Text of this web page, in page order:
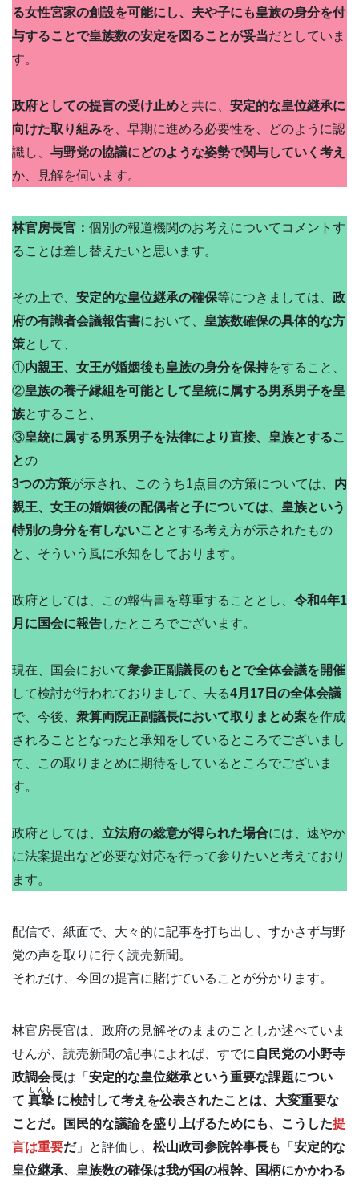
る女性宮家の創設を可能にし、夫や子にも皇族の身分を付
与することで皇族数の安定を図ることが妥当だとしていま
す。
政府としての提言の受け止めと共に、 安定的な皇位継承に
向けた取り組みを、早期に進める必要性を、どのように認
識し、 与野党の協議にどのような姿勢で関与していく考え
か、見解を伺います。
林官房長官： 個別の報道機関のお考えについてコメントす
ることは差し替えたいと思います。
その上で、 安定的な皇位継承の確保等につきましては、 政
府の有識者会議報告書において、 皇族数確保の具体的な方
策として、
①内親王、女王が婚姻後も皇族の身分を保持をすること、
②皇族の養子縁組を可能として皇統に属する男系男子を皇
族とすること、
③皇統に属する男系男子を法律により直接、皇族とするこ
との
3つの方策が示され、このうち1点目の方策については、 内
親王、女王の婚姻後の配偶者と子については、皇族という
特別の身分を有しないこと とする考え方が示されたもの
と、そういう風に承知をしております。
政府としては、この報告書を尊重することとし、 令和4年1
月に国会に報告したところでございます。
現在、国会において衆参正副議長のもとで全体会議を開催
して検討が行われておりまして、去る4月17日の全体会議
で、今後、 衆算両院正副議長において取りまとめ案を作成
されることとなったと承知をしているところでございまし
て、この取りまとめに期待をしているところでございま
す。
政府としては、 立法府の総意が得られた場合には、速やか
に法案提出など必要な対応を行って参りたいと考えており
ます。
配信で、紙面で、大々的に記事を打ち出し、すかさず与野
党の声を取りに行く読売新聞。
それだけ、今回の提言に賭けていることが分かります。
林官房長官は、政府の見解そのままのことしか述べていま
せんが、読売新聞の記事によれば、すでに 自民党の小野寺
政調会長は「 安定的な皇位継承という重要な課題につい
て 真摯
しんし
に検討して考えを公表されたことは、大変重要な
ことだ。国民的な議論を盛り上げるためにも、こうした提
言は重要だ」と評価し、 松山政司参院幹事長も「 安定的な
皇位継承、皇族数の確保は我が国の根幹、国柄にかかわる